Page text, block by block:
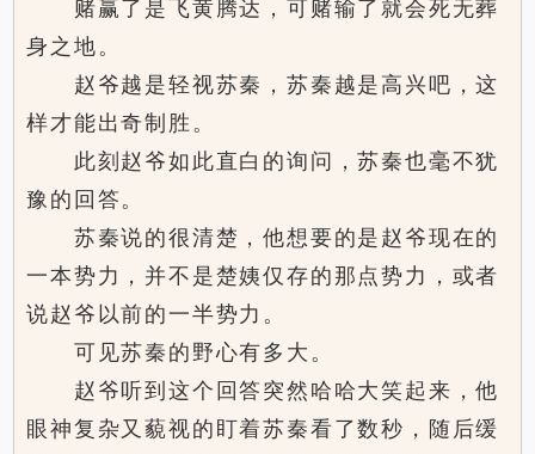
赌赢了是飞黄腾达，可赌输了就会死无葬
身之地。
赵爷越是轻视苏秦，苏秦越是高兴吧，这
样才能出奇制胜。
此刻赵爷如此直白的询问，苏秦也毫不犹
豫的回答。
苏秦说的很清楚，他想要的是赵爷现在的
一本势力，并不是楚姨仅存的那点势力，或者
说赵爷以前的一半势力。
可见苏秦的野心有多大。
赵爷听到这个回答突然哈哈大笑起来，他
眼神复杂又藐视的盯着苏秦看了数秒，随后缓